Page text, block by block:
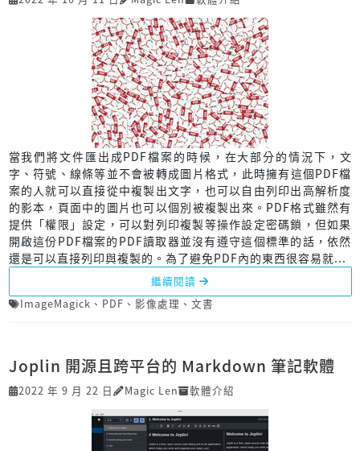
當我們將文件匯出成PDF檔案的時候，在大部分的情況下，文
字、符號、線條等並不會被轉成圖片格式，此時擁有這個PDF檔
案的人就可以直接從中複製出文字，也可以自由列印出高解析度
的影本，頁面中的圖片也可以個別被複製出來。PDF格式雖然有
提供「權限」設定，可以對列印複製等操作設定密碼鎖，但如果
開啟這份PDF檔案的PDF讀取器並沒有遵守這個標準的話，依然
還是可以直接列印與複製的。為了避免PDF內的東西很容易就...
繼續閱讀
ImageMagick 、 PDF 、 影像處理 、 文書
Joplin 開源且跨平台的 Markdown 筆記軟體
2022 年 9 月 22 日 Magic Len 軟體介紹